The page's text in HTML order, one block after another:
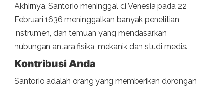
Akhirnya, Santorio meninggal di Venesia pada 22
Februari 1636 meninggalkan banyak penelitian,
instrumen, dan temuan yang mendasarkan
hubungan antara fisika, mekanik dan studi medis.
Kontribusi Anda
Santorio adalah orang yang memberikan dorongan